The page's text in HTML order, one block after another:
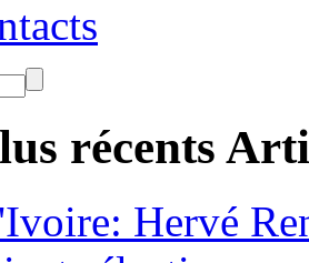
récents